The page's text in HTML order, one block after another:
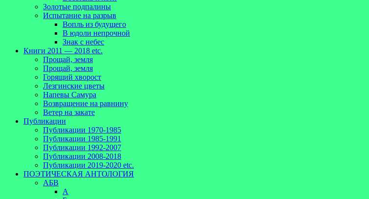
Золотые подпалины
Испытание на разрыв
Вопль из будущего
В юдоли непрочной
Знак с небес
Книги 2011 — 2018 etc.
Прощай, земля
Прощай, земля
Горящий хворост
Лезгинские цветы
Напевы Самура
Возвращение на равнину
Ветер на закате
Публикации
Публикации 1970-1985
Публикации 1985-1991
Публикации 1992-2007
Публикации 2008-2018
Публикации 2019-2020 etc.
ПОЭТИЧЕСКАЯ АНТОЛОГИЯ
АБВ
А